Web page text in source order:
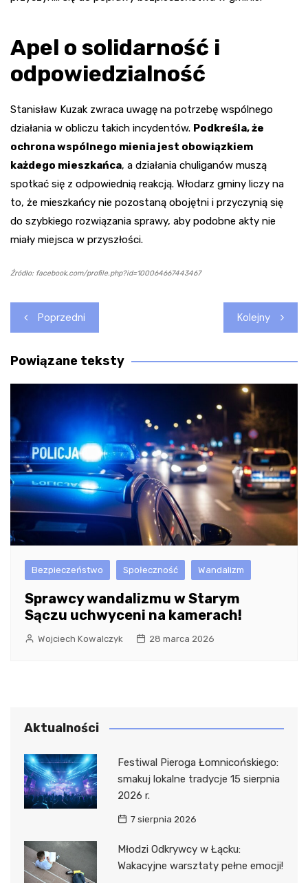
Apel o solidarność i
odpowiedzialność
Stanisław Kuzak zwraca uwagę na potrzebę wspólnego
działania w obliczu takich incydentów. Podkreśla, że
ochrona wspólnego mienia jest obowiązkiem
każdego mieszkańca, a działania chuliganów muszą
spotkać się z odpowiednią reakcją. Włodarz gminy liczy na
to, że mieszkańcy nie pozostaną obojętni i przyczynią się
do szybkiego rozwiązania sprawy, aby podobne akty nie
miały miejsca w przyszłości.
Źródło: facebook.com/profile.php?id=100064667443467
Nawigacja
wpisu
Poprzedni Kolejny
Powiązane teksty
Bezpieczeństwo Społeczność Wandalizm
Sprawcy wandalizmu w Starym
Sączu uchwyceni na kamerach!
Wojciech Kowalczyk 28 marca 2026
Aktualności
Festiwal Pieroga Łomnicońskiego:
smakuj lokalne tradycje 15 sierpnia
2026 r.
7 sierpnia 2026
Młodzi Odkrywcy w Łącku:
Wakacyjne warsztaty pełne emocji!